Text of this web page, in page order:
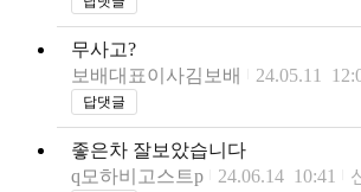
무사고?
보배대표이사김보배
24.05.11
답댓글
좋은차 잘보았습니다
q모하비고스트p
24.06.14 10:41